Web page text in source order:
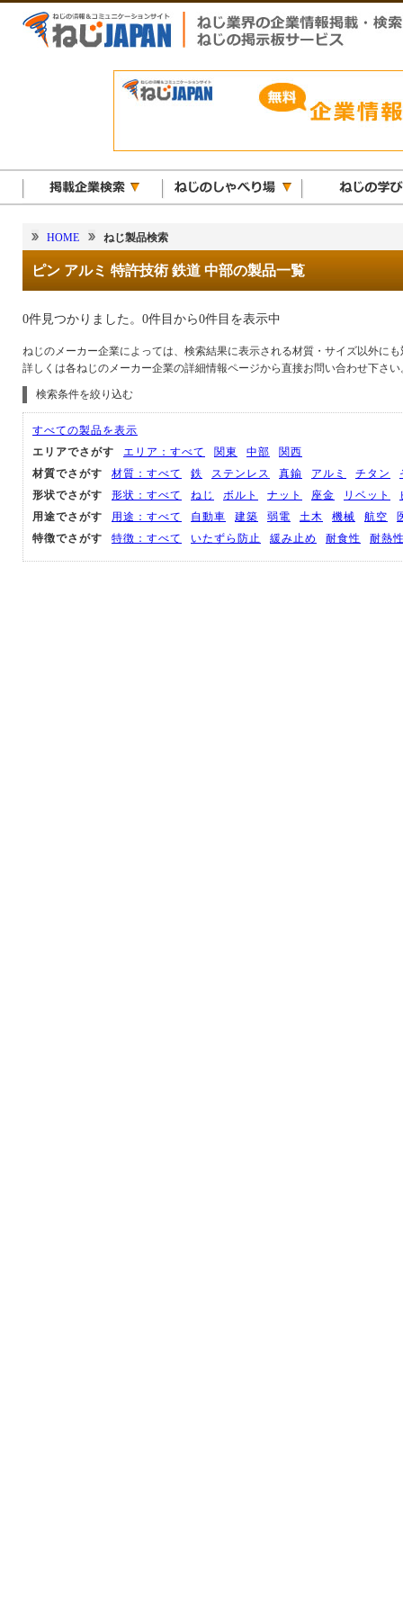
HOME ねじ製品検索
ピン アルミ 特許技術 鉄道 中部の製品一覧
0件見つかりました。0件目から0件目を表示中
ねじのメーカー企業によっては、検索結果に表示される材質・サイズ以外に
詳しくは各ねじのメーカー企業の詳細情報ページから直接お問い合わせ下さい
検索条件を絞り込む
すべての製品を表示
エリアでさがす
エリア：すべて 関東 中部
関西
材質でさがす
材質：すべて 鉄 ステンレス 真鍮 アルミ チタン
形状でさがす
形状：すべて ねじ ボルト ナット 座金 リベット
用途でさがす
用途：すべて 自動車 建築 弱電 土木 機械 航空
特徴でさがす
特徴：すべて いたずら防止 緩み止め 耐食性 耐熱